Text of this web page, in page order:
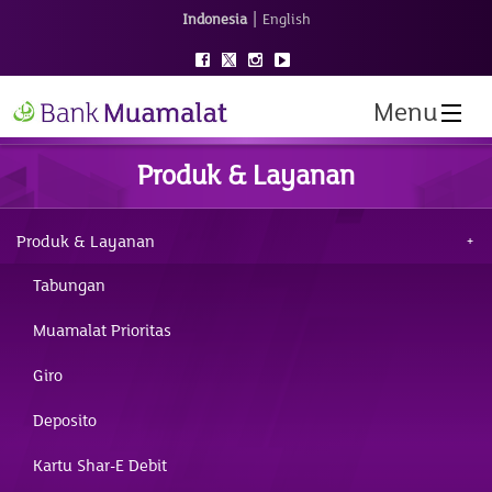
Indonesia | English
Menu
Produk & Layanan
Produk & Layanan
Tabungan
Muamalat Prioritas
Giro
Deposito
Kartu Shar-E Debit